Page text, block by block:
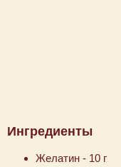
Ингредиенты
Желатин - 10 г